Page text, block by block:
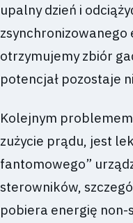
upalny dzień i
zsynchronizowanego
otrzymujemy zbiór
potencjał pozostaje
Kolejnym
zużycie prądu, jest
fantomowego”
sterowników,
pobiera energię non-